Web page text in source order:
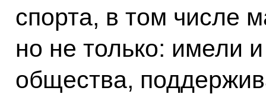
спорта, в том числе
но не только: имели
общества,